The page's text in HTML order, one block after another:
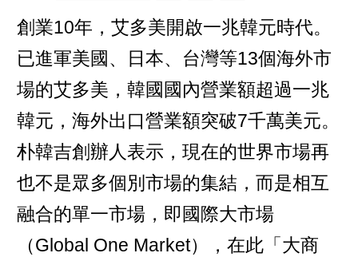
創業10年，艾多美開啟一兆韓元時代。
已進軍美國、日本、台灣等13個海外市
場的艾多美，韓國國內營業額超過一兆
韓元，海外出口營業額突破7千萬美元。
朴韓吉創辦人表示，現在的世界市場再
也不是眾多個別市場的集結，而是相互
融合的單一市場，即國際大市場
（Global One Market），在此「大商